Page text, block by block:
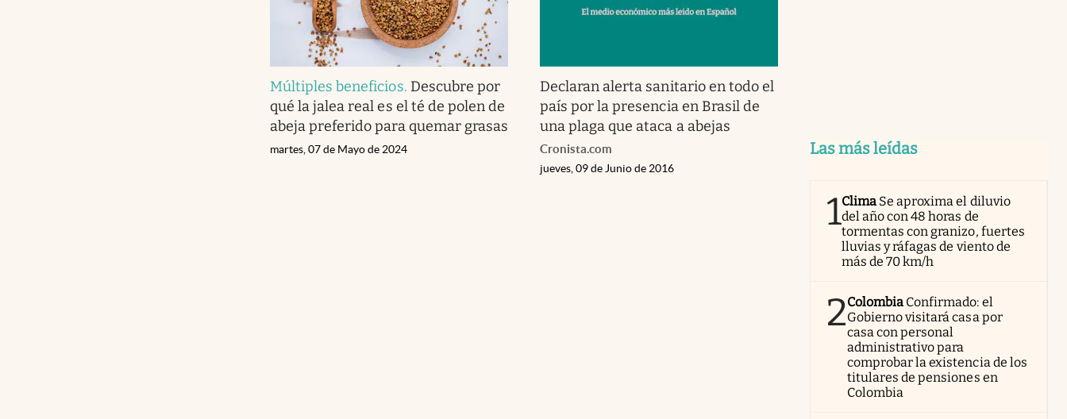
Múltiples beneficios. Descubre por
qué la jalea real es el té de polen de
abeja preferido para quemar grasas
martes, 07 de Mayo de 2024
Declaran alerta sanitario en todo el
país por la presencia en Brasil de
una plaga que ataca a abejas
Cronista.com
jueves, 09 de Junio de 2016
Las más leídas
1Clima Se aproxima el diluvio
del año con 48 horas de
tormentas con granizo, fuertes
lluvias y ráfagas de viento de
más de 70 km/h
2Colombia Confirmado: el
Gobierno visitará casa por
casa con personal
administrativo para
comprobar la existencia de los
titulares de pensiones en
Colombia